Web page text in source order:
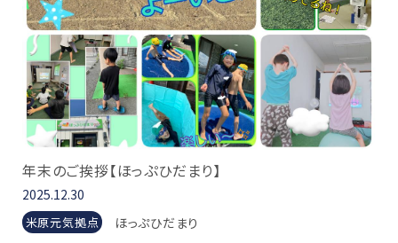
年末のご挨拶【ほっぷひだまり】
2025.12.30
米原元気拠点 ほっぷひだまり